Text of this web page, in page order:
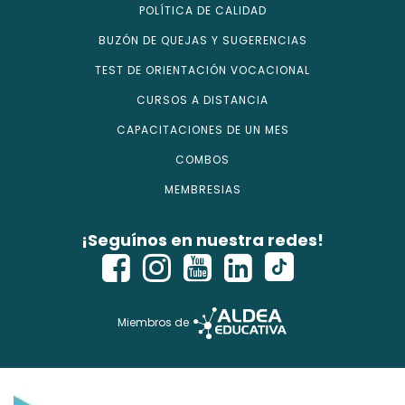
POLÍTICA DE CALIDAD
BUZÓN DE QUEJAS Y SUGERENCIAS
TEST DE ORIENTACIÓN VOCACIONAL
CURSOS A DISTANCIA
CAPACITACIONES DE UN MES
COMBOS
MEMBRESIAS
¡Seguínos en nuestra redes!
Miembros de